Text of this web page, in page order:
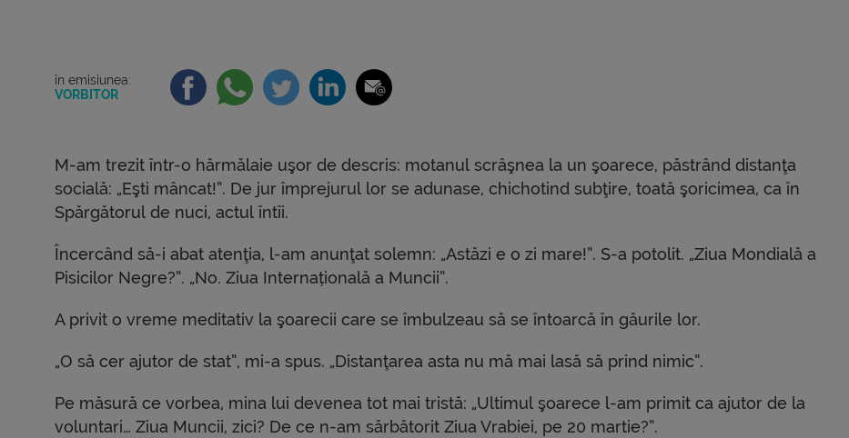
în emisiunea:
VORBITOR
M-am trezit într-o hărmălaie uşor de descris: motanul scrâşnea la un şoarece, păstrând distanţa
socială: „Eşti mâncat!”. De jur împrejurul lor se adunase, chichotind subţire, toată şoricimea, ca în
Spărgătorul de nuci, actul întîi.
Încercând să-i abat atenţia, l-am anunţat solemn: „Astăzi e o zi mare!”. S-a potolit. „Ziua Mondială a
Pisicilor Negre?”. „No. Ziua Internațională a Muncii”.
A privit o vreme meditativ la şoarecii care se îmbulzeau să se întoarcă în găurile lor.
„O să cer ajutor de stat”, mi-a spus. „Distanţarea asta nu mă mai lasă să prind nimic”.
Pe măsură ce vorbea, mina lui devenea tot mai tristă: „Ultimul şoarece l-am primit ca ajutor de la
voluntari… Ziua Muncii, zici? De ce n-am sărbătorit Ziua Vrabiei, pe 20 martie?”.